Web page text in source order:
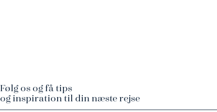
Følg os og få tips
og inspiration til din næste rejse